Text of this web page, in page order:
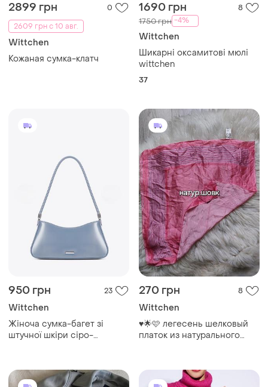
2899 грн
0
2609 грн с 10 авг.
Wittchen
Кожаная сумка-клатч
1690 грн 8
1750 грн -4%
Wittchen
Шикарні оксамитові мюлі
wittchen
37
950 грн 23
Wittchen
Жіноча сумка-багет зі
штучної шкіри сіро-
270 грн 8
Wittchen
♥️🌟🩷 легесень шелковый
платок из натурального